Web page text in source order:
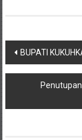
Post
navigation
BUPATI